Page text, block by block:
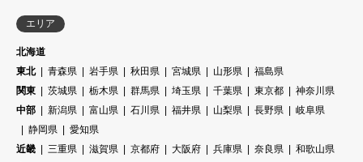
エリア
北海道
東北
青森県 岩手県 秋田県 宮城県 山形県
福島県
関東
茨城県 栃木県 群馬県 埼玉県 千葉県 東京都
神奈川県
中部
新潟県 富山県 石川県 福井県 山梨県 長野県
岐阜県
静岡県
愛知県
近畿
三重県 滋賀県 京都府 大阪府 兵庫県 奈良県
和歌山県